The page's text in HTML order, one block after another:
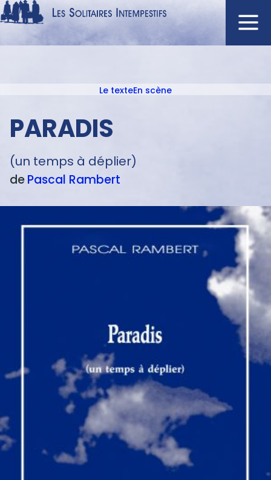
Aller
au
principal
Navigation
AUTEURS
À L'AFFICHE
CATALOGUE
PODCASTS
texte
Le texteEn scène
PARADIS
(un temps à déplier)
dePascal Rambert